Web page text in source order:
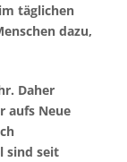
täglichen
dazu,
Daher
aufs Neue
sind seit